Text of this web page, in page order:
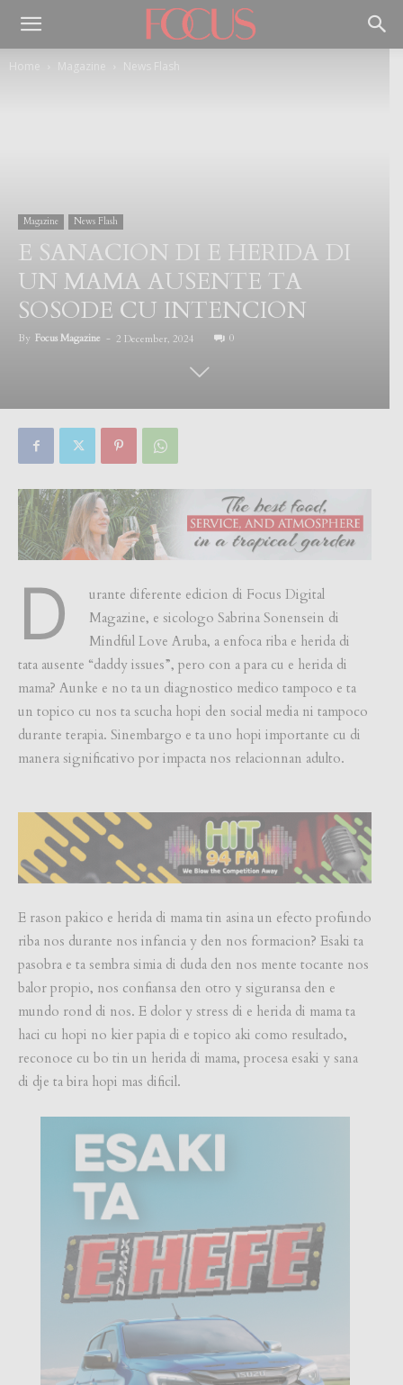
Home Magazine News Flash
Magazine News Flash
E SANACION DI E HERIDA DI
UN MAMA AUSENTE TA
SOSODE CU INTENCION
By Focus Magazine - 2 December, 2024 0
D
urante diferente edicion di Focus Digital
Magazine, e sicologo Sabrina Sonensein di
Mindful Love Aruba, a enfoca riba e herida di
tata ausente “daddy issues”, pero con a para cu e herida di
mama? Aunke e no ta un diagnostico medico tampoco e ta
un topico cu nos ta scucha hopi den social media ni tampoco
durante terapia. Sinembargo e ta uno hopi importante cu di
manera significativo por impacta nos relacionnan adulto.
E rason pakico e herida di mama tin asina un efecto profundo
riba nos durante nos infancia y den nos formacion? Esaki ta
pasobra e ta sembra simia di duda den nos mente tocante nos
balor propio, nos confiansa den otro y siguransa den e
mundo rond di nos. E dolor y stress di e herida di mama ta
haci cu hopi no kier papia di e topico aki como resultado,
reconoce cu bo tin un herida di mama, procesa esaki y sana
di dje ta bira hopi mas dificil.